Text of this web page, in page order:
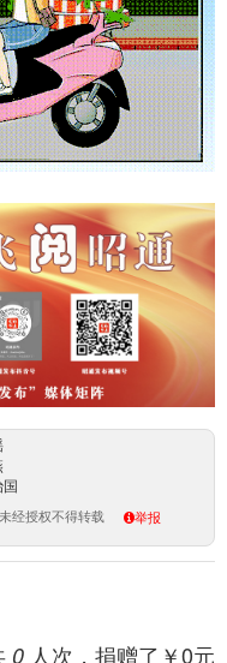
经授权不得转载 举报
0 人次，捐赠了￥0元